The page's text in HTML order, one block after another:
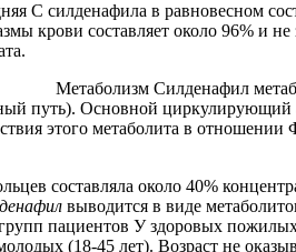
C силденафила в равновесном
крови составляет около 96% и
Метаболизм Силденафил
путь). Основной циркулирующий
этого метаболита в
составляла около 40%
выводится в виде
пациентов У здоровых
(18-45 лет). Возраст не